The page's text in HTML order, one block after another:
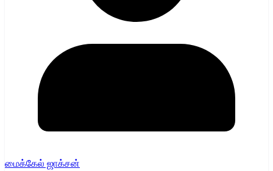
மைக்கேல் ஜாக்சன்